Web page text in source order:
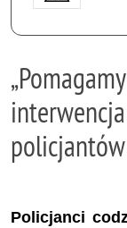
policjantów
Policjanci